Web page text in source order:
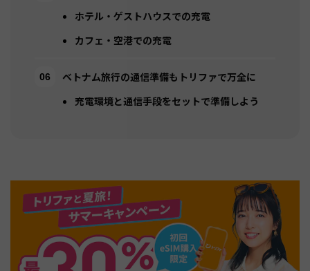
ホテル・ゲストハウスでの充電
カフェ・空港での充電
ベトナム旅行の通信準備もトリファで万全に
充電環境と通信手段をセットで準備しよう